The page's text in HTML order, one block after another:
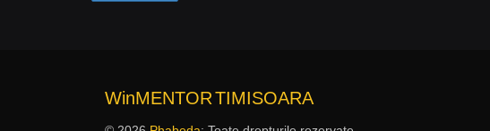
WinMENTORTIMISOARA